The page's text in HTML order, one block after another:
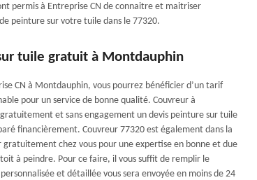
permis à Entreprise CN de connaitre et maitriser
peinture sur votre tuile dans le 77320.
tuile gratuit à Montdauphin
CN à Montdauphin, vous pourrez bénéficier d’un tarif
pour un service de bonne qualité. Couvreur à
et sans engagement un devis peinture sur tuile
financièrement. Couvreur 77320 est également dans la
gratuitement chez vous pour une expertise en bonne et due
à peindre. Pour ce faire, il vous suffit de remplir le
et détaillée vous sera envoyée en moins de 24